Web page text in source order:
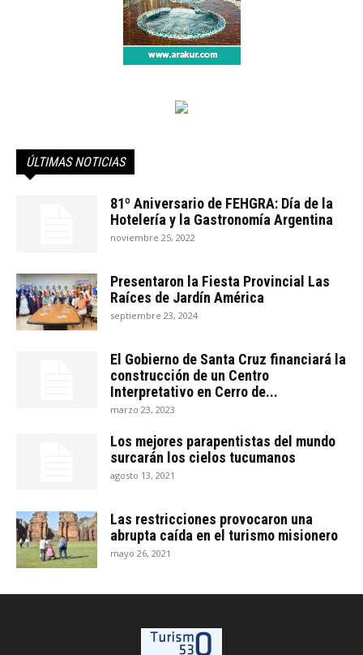
ÚLTIMAS NOTICIAS
81º Aniversario de FEHGRA: Día de la
Hotelería y la Gastronomía Argentina
noviembre 25, 2022
Presentaron la Fiesta Provincial Las
Raíces de Jardín América
septiembre 23, 2024
El Gobierno de Santa Cruz financiará la
construcción de un Centro
Interpretativo en Cerro de...
marzo 23, 2023
Los mejores parapentistas del mundo
surcarán los cielos tucumanos
agosto 13, 2021
Las restricciones provocaron una
abrupta caída en el turismo misionero
mayo 26, 2021